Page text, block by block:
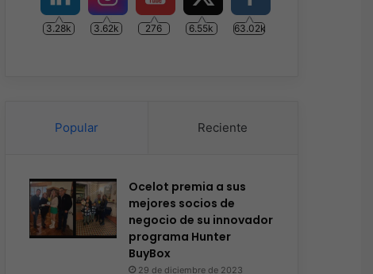
3.28k 3.62k 276 6.55k 63.02k
Popular Reciente
Ocelot premia a sus
mejores socios de
negocio de su innovador
programa Hunter
BuyBox
29 de diciembre de 2023